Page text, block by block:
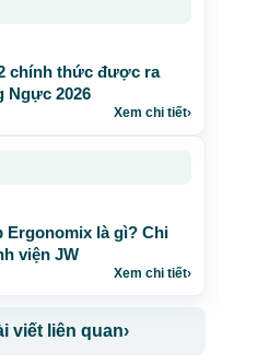
chính thức được ra
Ngực 2026
Xem chi tiết›
Ergonomix là gì? Chi
viện JW
Xem chi tiết›
viết liên quan›